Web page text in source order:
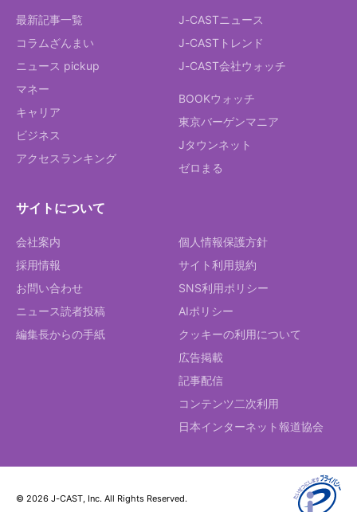
最新記事一覧
コラムざんまい
ニュース pickup
マネー
キャリア
ビジネス
アクセスランキング
J-CASTニュース
J-CASTトレンド
J-CAST会社ウォッチ
BOOKウォッチ
東京バーゲンマニア
Jタウンネット
ゼロまる
サイトについて
会社案内
採用情報
お問い合わせ
ニュース読者投稿
編集長からの手紙
個人情報保護方針
サイト利用規約
SNS利用ポリシー
AIポリシー
クッキーの利用について
広告掲載
記事配信
コンテンツ二次利用
日本インターネット報道協会
© 2026 J-CAST, Inc. All Rights Reserved.